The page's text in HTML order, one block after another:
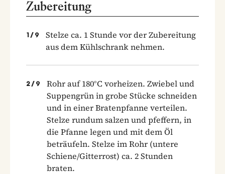
Zubereitung
1 / 9
Stelze ca. 1 Stunde vor der Zubereitung
aus dem Kühlschrank nehmen.
2 / 9
Rohr auf 180°C vorheizen. Zwiebel und
Suppengrün in grobe Stücke schneiden
und in einer Bratenpfanne verteilen.
Stelze rundum salzen und pfeffern, in
die Pfanne legen und mit dem Öl
beträufeln. Stelze im Rohr (untere
Schiene/Gitterrost) ca. 2 Stunden
braten.